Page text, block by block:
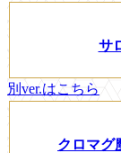
サ
別ver.はこちら
クロマグ